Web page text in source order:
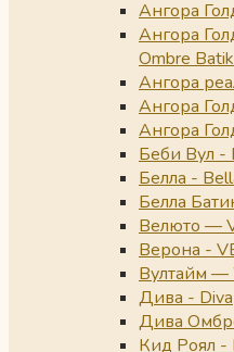
Ангора
Ангора
Ombre Batik
Ангора
Ангора
Ангора
Беби Вул -
Белла -
Белла
Велюто —
Верона -
Вултайм —
Дива - Diva
Дива
Кид Роял -